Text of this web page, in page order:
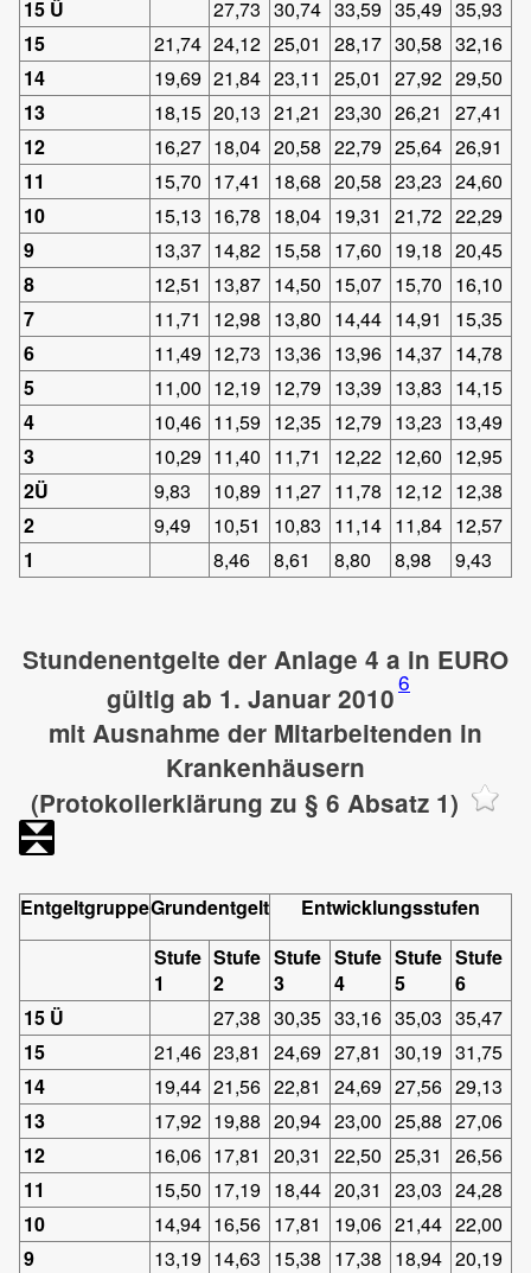
15 Ü 27,73 30,74 33,59 35,49 35,93
15
21,74 24,12 25,01 28,17 30,58 32,16
14
19,69 21,84 23,11 25,01 27,92 29,50
13
18,15 20,13 21,21 23,30 26,21
27,41
12
16,27 18,04 20,58 22,79 25,64 26,91
11
15,70 17,41 18,68 20,58 23,23 24,60
10
15,13 16,78 18,04 19,31 21,72 22,29
9
13,37 14,82 15,58 17,60 19,18 20,45
8
12,51 13,87 14,50 15,07 15,70 16,10
7
11,71 12,98 13,80 14,44 14,91
15,35
6
11,49 12,73 13,36 13,96 14,37 14,78
5
11,00 12,19 12,79 13,39 13,83 14,15
4
10,46 11,59 12,35 12,79 13,23 13,49
3
10,29 11,40 11,71 12,22 12,60 12,95
2Ü
9,83 10,89 11,27 11,78 12,12 12,38
2
9,49 10,51 10,83 11,14 11,84 12,57
1
8,46 8,61 8,80 8,98 9,43
Stundenentgelte der Anlage 4 a in EURO
gültig ab 1. Januar 20106
mit Ausnahme der Mitarbeitenden in
Krankenhäusern
(Protokollerklärung zu § 6 Absatz 1)
EntgeltgruppeGrundentgelt
Entwicklungsstufen
Stufe
1
Stufe
2
Stufe
3
Stufe
4
Stufe
5
Stufe
6
15 Ü
27,38 30,35 33,16 35,03 35,47
15
21,46 23,81 24,69 27,81 30,19 31,75
14
19,44 21,56 22,81 24,69 27,56 29,13
13
17,92 19,88 20,94 23,00 25,88 27,06
12
16,06 17,81 20,31 22,50 25,31
26,56
11
15,50 17,19 18,44 20,31 23,03 24,28
10
14,94 16,56 17,81 19,06 21,44 22,00
9
13,19 14,63 15,38 17,38 18,94 20,19